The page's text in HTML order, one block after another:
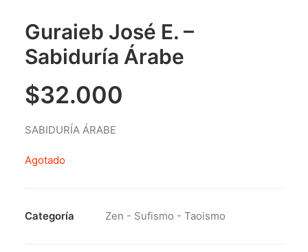
Guraieb José E. –
Sabiduría Árabe
$32.000
SABIDURÍA ÁRABE
Agotado
Categoría Zen - Sufismo - Taoismo